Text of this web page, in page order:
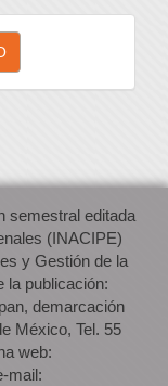
semestral editada
(INACIPE)
y Gestión de la
la publicación:
demarcación
México, Tel. 55
web:
mail: